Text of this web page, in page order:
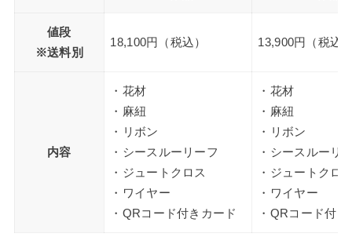
値段
※送料別
18,100円（税込） 13,900円（税込
内容
・花材
・麻紐
・リボン
・シースルーリーフ
・ジュートクロス
・ワイヤー
・QRコード付きカード
・花材
・麻紐
・リボン
・シースルーリ
・ジュートクロ
・ワイヤー
・QRコード付